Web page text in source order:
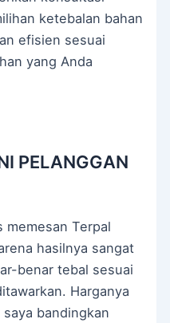
ketebalan bahan
efisien sesuai
yang Anda
PELANGGAN
memesan Terpal
hasilnya sangat
benar tebal sesuai
Harganya
bandingkan